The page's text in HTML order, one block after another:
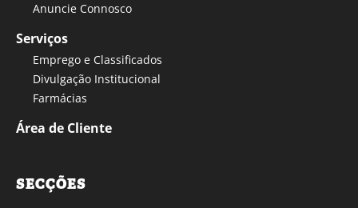
Anuncie Connosco
Serviços
Emprego e Classificados
Divulgação Institucional
Farmácias
Área de Cliente
SECÇÕES